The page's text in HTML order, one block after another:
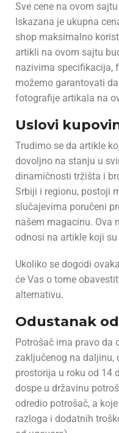
Sve cene na ovom
Iskazana je ukupna
shop maksimalno
artikli na ovom sajtu
nazivima specifikacija,
možemo garantovati
fotografije artikala na
Uslovi
Trudimo se da artikle
dovoljno na stanju u
dinamičnosti tržišta i
Srbiji i regionu, postoji
slučajevima poručeni
našem magacinu. Ova
odnosi na artikle koji
Ukoliko se dogodi
će Vas o tome
alternativu.
Odustanak
Potrošač ima pravo da
zaključenog na daljinu,
prostorija u roku od 14
dospe u državinu
odredio potrošač, a
razloga i dodatnih